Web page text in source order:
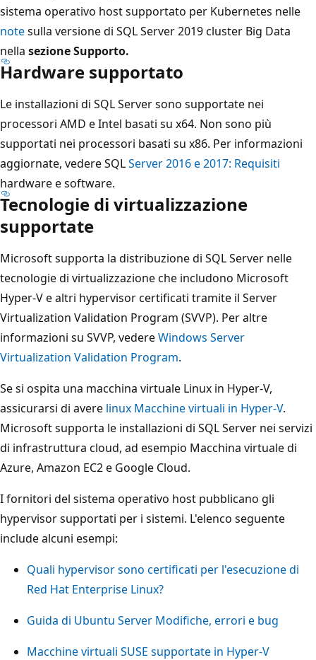
sistema operativo host supportato per Kubernetes nelle
notesulla versione di SQL Server 2019 cluster Big Data
nella sezione Supporto.
Hardware supportato
Le installazioni di SQL Server sono supportate nei
processori AMD e Intel basati su x64. Non sono più
supportati nei processori basati su x86. Per informazioni
aggiornate, vedere SQLServer 2016 e 2017: Requisiti
hardware e software.
Tecnologie di virtualizzazione
supportate
Microsoft supporta la distribuzione di SQL Server nelle
tecnologie di virtualizzazione che includono Microsoft
Hyper-V e altri hypervisor certificati tramite il Server
Virtualization Validation Program (SVVP). Per altre
informazioni su SVVP, vedereWindows Server
Virtualization Validation Program.
Se si ospita una macchina virtuale Linux in Hyper-V,
assicurarsi di avere linux Macchine virtuali in Hyper-V.
Microsoft supporta le installazioni di SQL Server nei servizi
di infrastruttura cloud, ad esempio Macchina virtuale di
Azure, Amazon EC2 e Google Cloud.
I fornitori del sistema operativo host pubblicano gli
hypervisor supportati per i sistemi. L'elenco seguente
include alcuni esempi:
Quali hypervisor sono certificati per l'esecuzione di
Red Hat Enterprise Linux?
Guida di Ubuntu Server Modifiche, errori e bug
Macchine virtuali SUSE supportate in Hyper-V